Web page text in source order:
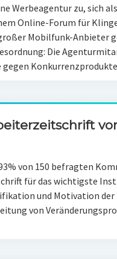
Werbeagentur zu, sich
Online-Forum für
Mobilfunk-Anbieter
Die
von 150 befragten
für das wichtigste
und Motivation der
von